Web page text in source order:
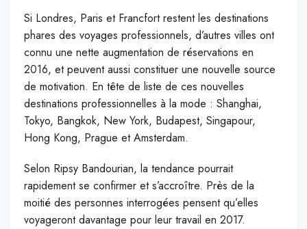
Si Londres, Paris et Francfort restent les destinations
phares des voyages professionnels, d’autres villes ont
connu une nette augmentation de réservations en
2016, et peuvent aussi constituer une nouvelle source
de motivation. En tête de liste de ces nouvelles
destinations professionnelles à la mode : Shanghai,
Tokyo, Bangkok, New York, Budapest, Singapour,
Hong Kong, Prague et Amsterdam.
Selon Ripsy Bandourian, la tendance pourrait
rapidement se confirmer et s’accroître. Près de la
moitié des personnes interrogées pensent qu’elles
voyageront davantage pour leur travail en 2017.